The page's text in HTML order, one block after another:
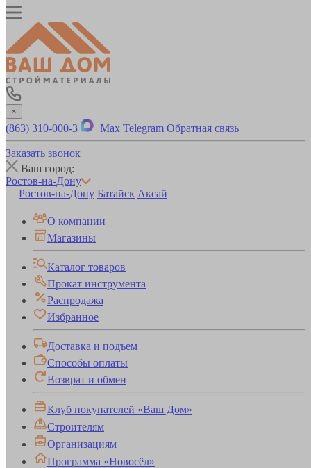
×
(863) 310-000-3 Max Telegram Обратная связь
Заказать звонок
Ваш город:
Ростов-на-Дону
Ростов-на-Дону Батайск Аксай
О компании
Магазины
Каталог товаров
Прокат инструмента
Распродажа
Избранное
Доставка и подъем
Способы оплаты
Возврат и обмен
Клуб покупателей «Ваш Дом»
Строителям
Организациям
Программа «Новосёл»